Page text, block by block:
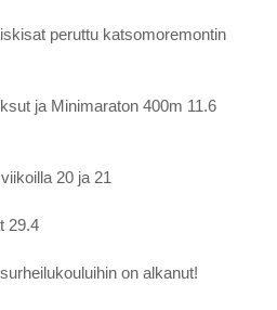
peruttu katsomoremontin
ja Minimaraton 400m 11.6
20 ja 21
29.4
on alkanut!